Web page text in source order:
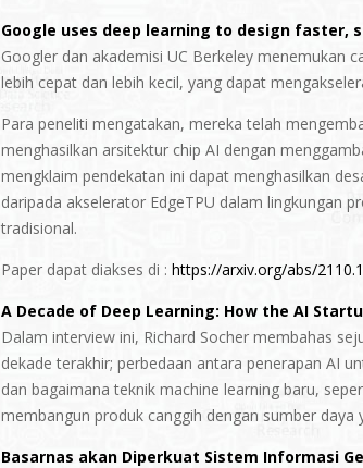
Google uses deep learning to design faster,
Googler dan akademisi UC Berkeley menemukan
lebih cepat dan lebih kecil, yang dapat
Para peneliti mengatakan, mereka telah
menghasilkan arsitektur chip AI dengan
mengklaim pendekatan ini dapat menghasilkan
daripada akselerator EdgeTPU dalam lingkungan
tradisional.
Paper dapat diakses di : https://arxiv.org/abs/
A Decade of Deep Learning: How the AI
Dalam interview ini, Richard Socher membahas
dekade terakhir; perbedaan antara penerapan AI
dan bagaimana teknik machine learning baru,
membangun produk canggih dengan sumber
Basarnas akan Diperkuat Sistem Informasi